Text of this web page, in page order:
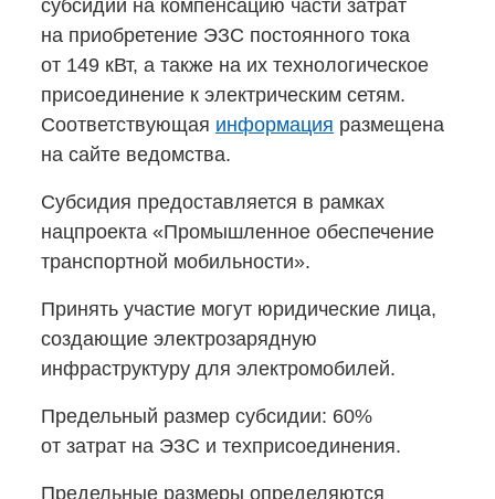
субсидий на компенсацию части затрат
на приобретение ЭЗС постоянного тока
от 149 кВт, а также на их технологическое
присоединение к электрическим сетям.
Соответствующая информация размещена
на сайте ведомства.
Субсидия предоставляется в рамках
нацпроекта «Промышленное обеспечение
транспортной мобильности».
Принять участие могут юридические лица,
создающие электрозарядную
инфраструктуру для электромобилей.
Предельный размер субсидии: 60%
от затрат на ЭЗС и техприсоединения.
Предельные размеры определяются